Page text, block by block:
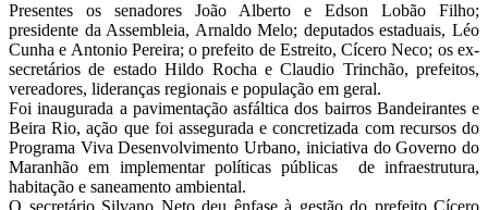
Presentes os senadores João Alberto e Edson Lobão Filho;
presidente da Assembleia, Arnaldo Melo; deputados estaduais, Léo
Cunha e Antonio Pereira; o prefeito de Estreito, Cícero Neco; os ex-
secretários de estado Hildo Rocha e Claudio Trinchão, prefeitos,
vereadores, lideranças regionais e população em geral.
Foi inaugurada a pavimentação asfáltica dos bairros Bandeirantes e
Beira Rio, ação que foi assegurada e concretizada com recursos do
Programa Viva Desenvolvimento Urbano, iniciativa do Governo do
Maranhão em implementar políticas públicas de infraestrutura,
habitação e saneamento ambiental.
O secretário Silvano Neto deu ênfase à gestão do prefeito Cícero